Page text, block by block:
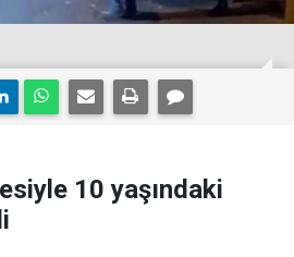
10 yaşındaki